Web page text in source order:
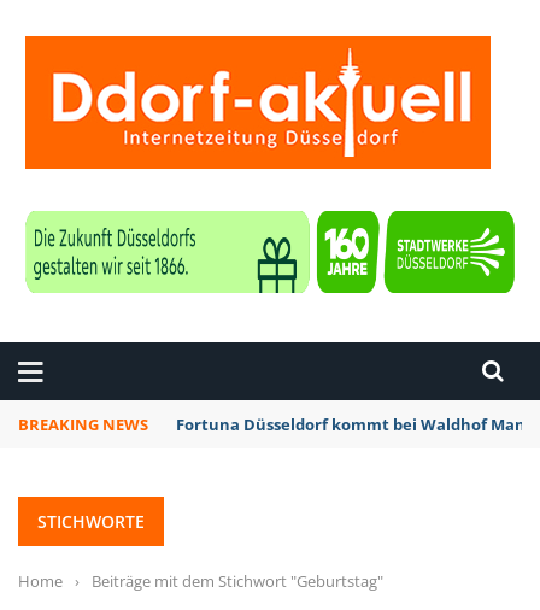
BREAKING NEWS Fortuna Düsseldorf kommt bei Waldhof
STICHWORTE
Home › Beiträge mit dem Stichwort "Geburtstag"